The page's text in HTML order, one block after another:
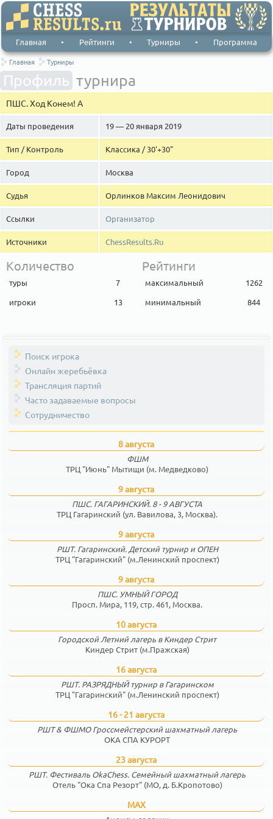
Главная • Рейтинги • Турниры • Программа
Главная Турниры
Профиль турнира
ПШС. Ход Конем! А
Даты проведения 19 — 20 января 2019
Тип / Контроль Классика / 30'+30"
Город Москва
Судья Орлинков Максим Леонидович
Ссылки Организатор
Источники ChessResults.Ru
Количество
туры
7
игроки
13
Рейтинги
максимальный
1262
минимальный
844
Поиск игрока
Онлайн жеребьёвка
Трансляция партий
Часто задаваемые вопросы
Сотрудничество
8 августа
ФШМ
ТРЦ "Июнь" Мытищи (м. Медведково)
9 августа
ПШС. ГАГАРИНСКИЙ. 8 - 9 АВГУСТА
ТРЦ Гагаринский (ул. Вавилова, 3, Москва).
9 августа
РШТ. Гагаринский. Детский турнир и ОПЕН
ТРЦ "Гагаринский" (м.Ленинский проспект)
9 августа
ПШС. УМНЫЙ ГОРОД
Просп. Мира, 119, стр. 461, Москва.
10 августа
Городской Летний лагерь в Киндер Стрит
Киндер Стрит (м.Пражская)
16 августа
РШТ. РАЗРЯДНЫЙ турнир в Гагаринском
ТРЦ "Гагаринский" (м.Ленинский проспект)
16 - 21 августа
РШТ & ФШМО Гроссмейстерский шахматный лагерь
ОКА СПА КУРОРТ
23 августа
РШТ. Фестиваль OkaChess. Семейный шахматный лагерь
Отель "Ока Спа Резорт" (МО, д. Б.Кропотово)
MAX